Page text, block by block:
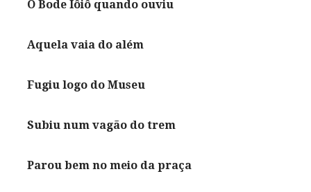
O Bode Iôiô quando ouviu
Aquela vaia do além
Fugiu logo do Museu
Subiu num vagão do trem
Parou bem no meio da praça